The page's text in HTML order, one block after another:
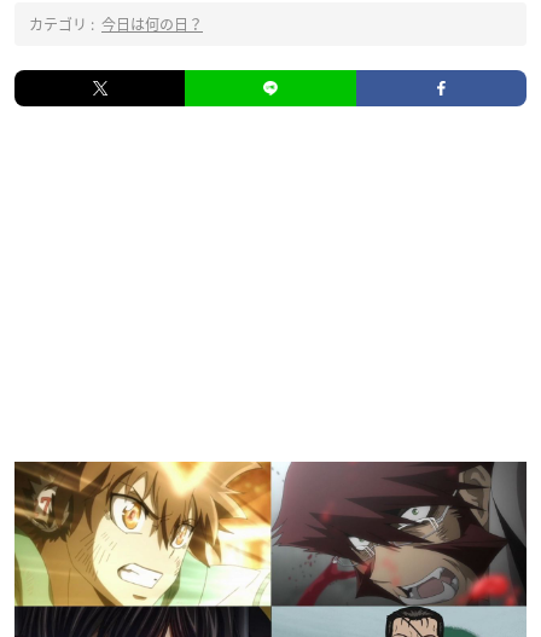
カテゴリ : 今日は何の日？